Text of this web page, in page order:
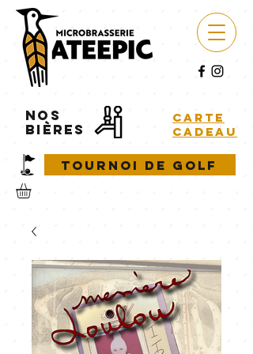
NOS
BIÈRES
carte
cadeau
Tournoi de golf